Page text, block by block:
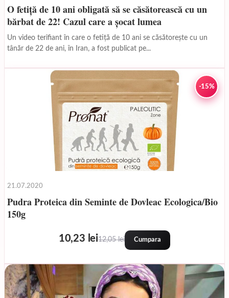
O fetiță de 10 ani obligată să se căsătorească cu un
bărbat de 22! Cazul care a șocat lumea
Un video terifiant în care o fetiță de 10 ani se căsătorește cu un
tânăr de 22 de ani, în Iran, a fost publicat pe...
-15%
21.07.2020
Pudra Proteica din Seminte de Dovleac Ecologica/Bio
150g
10,23 lei12,05 lei Cumpara